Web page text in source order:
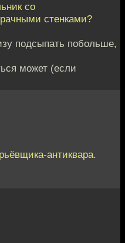
со
стенками?
подсыпать побольше,
может (если
антиквара.